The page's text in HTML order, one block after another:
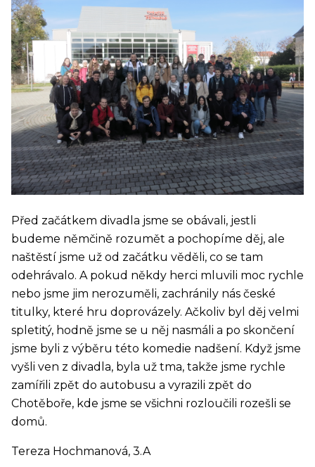
Před začátkem divadla jsme se obávali, jestli
budeme němčině rozumět a pochopíme děj, ale
naštěstí jsme už od začátku věděli, co se tam
odehrávalo. A pokud někdy herci mluvili moc rychle
nebo jsme jim nerozuměli, zachránily nás české
titulky, které hru doprovázely. Ačkoliv byl děj velmi
spletitý, hodně jsme se u něj nasmáli a po skončení
jsme byli z výběru této komedie nadšení. Když jsme
vyšli ven z divadla, byla už tma, takže jsme rychle
zamířili zpět do autobusu a vyrazili zpět do
Chotěboře, kde jsme se všichni rozloučili rozešli se
domů.
Tereza Hochmanová, 3.A